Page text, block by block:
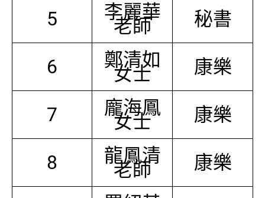
5 李麗華
老師 秘書
6 鄭清如
女士 康樂
7 龐海鳳
女士 康樂
8 龍鳳清
老師 康樂